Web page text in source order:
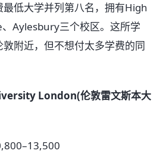
低大学并列第八名，拥有High
Aylesbury三个校区。这所学
附近，但不想付太多学费的同
London(伦敦雷文斯本大